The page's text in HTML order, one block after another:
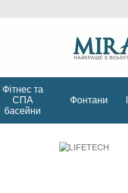
Фітнес та
СПА
басейни
Фонтани